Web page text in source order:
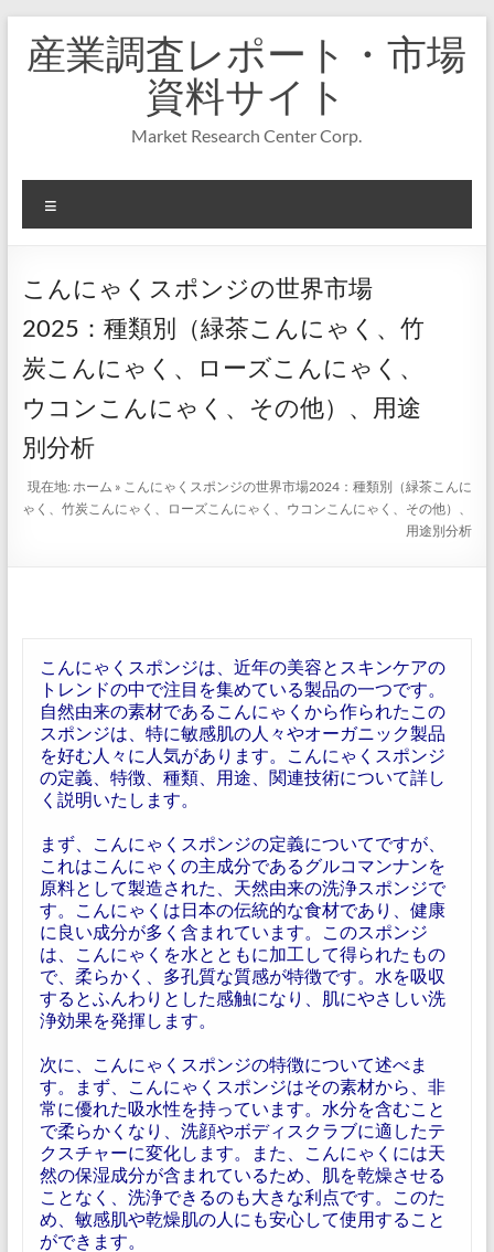
キ
プ
産業調査レポート・市場
資料サイト
Market Research Center Corp.
ニ
ー
こんにゃくスポンジの世界市場
2025：種類別（緑茶こんにゃく、竹
炭こんにゃく、ローズこんにゃく、
ウコンこんにゃく、その他）、用途
別分析
現在地:ホーム » こんにゃくスポンジの世界市場2024：種類別（緑茶こんに
ゃく、竹炭こんにゃく、ローズこんにゃく、ウコンこんにゃく、その他）、
用途別分析
こんにゃくスポンジは、近年の美容とスキンケアの
トレンドの中で注目を集めている製品の一つです。
自然由来の素材であるこんにゃくから作られたこの
スポンジは、特に敏感肌の人々やオーガニック製品
を好む人々に人気があります。こんにゃくスポンジ
の定義、特徴、種類、用途、関連技術について詳し
く説明いたします。
まず、こんにゃくスポンジの定義についてですが、
これはこんにゃくの主成分であるグルコマンナンを
原料として製造された、天然由来の洗浄スポンジで
す。こんにゃくは日本の伝統的な食材であり、健康
に良い成分が多く含まれています。このスポンジ
は、こんにゃくを水とともに加工して得られたもの
で、柔らかく、多孔質な質感が特徴です。水を吸収
するとふんわりとした感触になり、肌にやさしい洗
浄効果を発揮します。
次に、こんにゃくスポンジの特徴について述べま
す。まず、こんにゃくスポンジはその素材から、非
常に優れた吸水性を持っています。水分を含むこと
で柔らかくなり、洗顔やボディスクラブに適したテ
クスチャーに変化します。また、こんにゃくには天
然の保湿成分が含まれているため、肌を乾燥させる
ことなく、洗浄できるのも大きな利点です。このた
め、敏感肌や乾燥肌の人にも安心して使用すること
ができます。